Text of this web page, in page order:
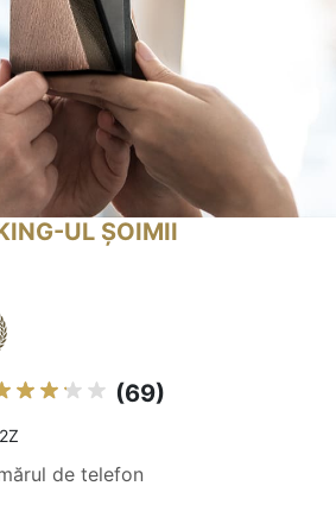
UL ȘOIMII
(69)
de telefon